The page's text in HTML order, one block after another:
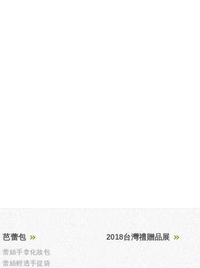
芭蕾包
蕾絲手拿化妝包
蕾絲輕透手提袋
2018台灣禮贈品展